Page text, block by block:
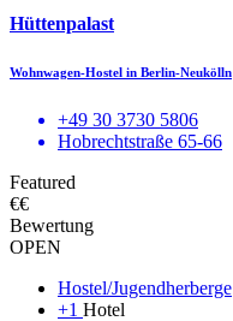
Hüttenpalast
Wohnwagen-Hostel in Berlin-Neukölln
+49 30 3730 5806
Hobrechtstraße 65-66
Featured
€€
Bewertung
OPEN
Hostel/Jugendherberge
+1 Hotel